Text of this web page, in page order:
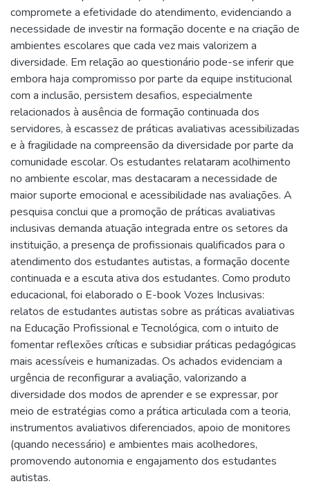
compromete a efetividade do atendimento, evidenciando a
necessidade de investir na formação docente e na criação de
ambientes escolares que cada vez mais valorizem a
diversidade. Em relação ao questionário pode-se inferir que
embora haja compromisso por parte da equipe institucional
com a inclusão, persistem desafios, especialmente
relacionados à ausência de formação continuada dos
servidores, à escassez de práticas avaliativas acessibilizadas
e à fragilidade na compreensão da diversidade por parte da
comunidade escolar. Os estudantes relataram acolhimento
no ambiente escolar, mas destacaram a necessidade de
maior suporte emocional e acessibilidade nas avaliações. A
pesquisa conclui que a promoção de práticas avaliativas
inclusivas demanda atuação integrada entre os setores da
instituição, a presença de profissionais qualificados para o
atendimento dos estudantes autistas, a formação docente
continuada e a escuta ativa dos estudantes. Como produto
educacional, foi elaborado o E-book Vozes Inclusivas:
relatos de estudantes autistas sobre as práticas avaliativas
na Educação Profissional e Tecnológica, com o intuito de
fomentar reflexões críticas e subsidiar práticas pedagógicas
mais acessíveis e humanizadas. Os achados evidenciam a
urgência de reconfigurar a avaliação, valorizando a
diversidade dos modos de aprender e se expressar, por
meio de estratégias como a prática articulada com a teoria,
instrumentos avaliativos diferenciados, apoio de monitores
(quando necessário) e ambientes mais acolhedores,
promovendo autonomia e engajamento dos estudantes
autistas.